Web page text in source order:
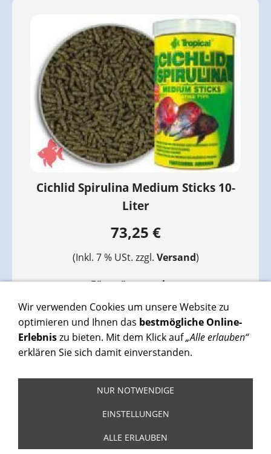
Cichlid Spirulina Medium Sticks 10-
Liter
73,25 €
(Inkl. 7 % USt. zzgl. Versand)
Für später merken
IN DEN WARENKORB
Wir verwenden Cookies um unsere Website zu
optimieren und Ihnen das bestmögliche Online-
Erlebniszu bieten. Mit dem Klick auf„Alle erlauben“
erklären Sie sich damit einverstanden.
NUR NOTWENDIGE
EINSTELLUNGEN
ALLE ERLAUBEN